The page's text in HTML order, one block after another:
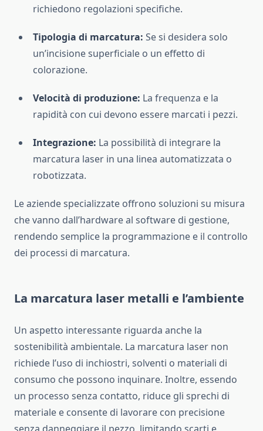
richiedono regolazioni specifiche.
Tipologia di marcatura: Se si desidera solo
un’incisione superficiale o un effetto di
colorazione.
Velocità di produzione: La frequenza e la
rapidità con cui devono essere marcati i pezzi.
Integrazione: La possibilità di integrare la
marcatura laser in una linea automatizzata o
robotizzata.
Le aziende specializzate offrono soluzioni su misura
che vanno dall’hardware al software di gestione,
rendendo semplice la programmazione e il controllo
dei processi di marcatura.
La marcatura laser metalli e l’ambiente
Un aspetto interessante riguarda anche la
sostenibilità ambientale. La marcatura laser non
richiede l’uso di inchiostri, solventi o materiali di
consumo che possono inquinare. Inoltre, essendo
un processo senza contatto, riduce gli sprechi di
materiale e consente di lavorare con precisione